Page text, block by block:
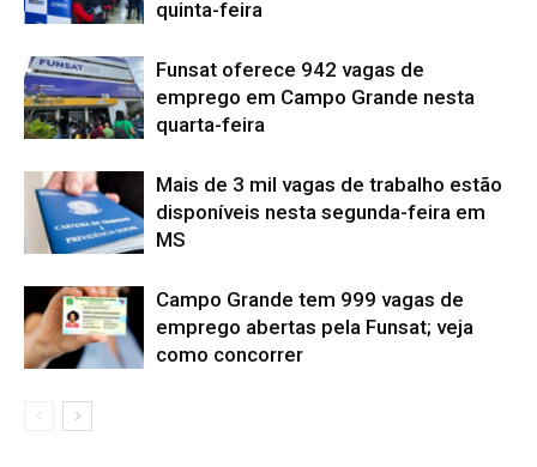
quinta-feira
Funsat oferece 942 vagas de
emprego em Campo Grande nesta
quarta-feira
Mais de 3 mil vagas de trabalho estão
disponíveis nesta segunda-feira em
MS
Campo Grande tem 999 vagas de
emprego abertas pela Funsat; veja
como concorrer